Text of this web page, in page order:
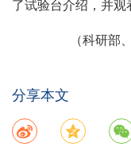
了试验台介绍，并观
（科研部
分享本文